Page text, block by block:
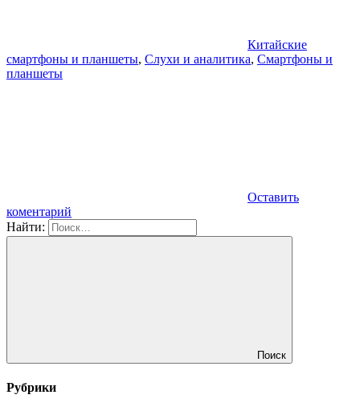
Китайские
смартфоны и планшеты, Слухи и аналитика, Смартфоны и
планшеты
Оставить
коментарий
Найти:
Поиск
Рубрики